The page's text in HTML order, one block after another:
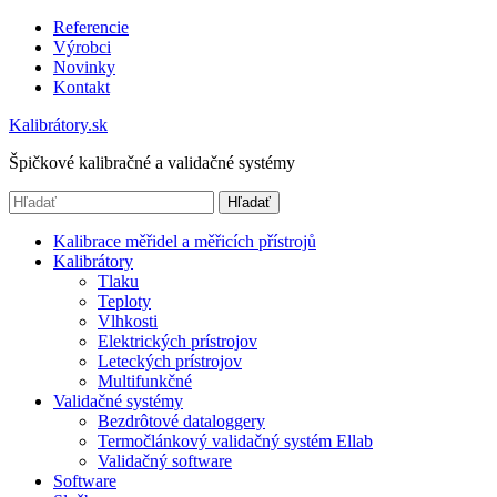
Referencie
Výrobci
Novinky
Kontakt
Kalibrátory.sk
Špičkové kalibračné a validačné systémy
Hľadať
Kalibrace měřidel a měřicích přístrojů
Kalibrátory
Tlaku
Teploty
Vlhkosti
Elektrických prístrojov
Leteckých prístrojov
Multifunkčné
Validačné systémy
Bezdrôtové dataloggery
Termočlánkový validačný systém Ellab
Validačný software
Software